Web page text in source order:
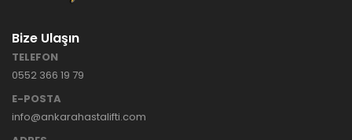
Bize Ulaşın
TELEFON
0552 366 19 79
E-POSTA
info@ankarahastalifti.com